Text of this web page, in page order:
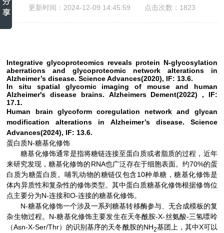
更新时间：2024-12-09 14:45:59 点击次数：1823
Integrative glycoproteomics reveals protein N-glycosylation
aberrations and glycoproteomic network alterations in
Alzheimer’s disease. Science Advances(2020), IF: 13.6.
In situ spatial glycomic imaging of mouse and human
Alzheimer's disease brains.
Alzheimers Dement(2022) , IF:
17.1.
Human brain glycoform coregulation network and glycan
modification alterations in Alzheimer’s disease. Science
Advances(2024), IF: 13.6.
蛋白质N-糖基化修饰
糖基化修饰通常是指将糖链连接至蛋白质或者脂质的过程，近年
来研究发现，糖基化修饰的 RNA也广泛存在于细胞表面。约70%的蛋
白质为糖蛋白质。哺乳动物的糖链仅包含 10种单糖，糖基化修饰是
体内异质性和复杂性的修饰类型。其中蛋白质糖基化修饰根据修饰位
点主要分为N-连接和O-连接的糖基化修饰。
N-糖基化修饰一个涉及一系列糖基转移酶参与、无合成模板的复
杂生物过程。 N-糖基化修饰主要发生在天冬酰胺-X-丝氨酸-三氢嘌呤
（Asn-X-Ser/Thr）的识别基序的天冬酰胺的NH2基团上，其中X可以